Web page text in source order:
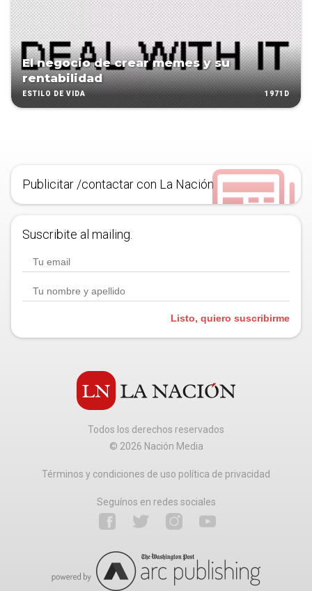
El negocio de crear memes y su
rentabilidad
ESTILO DE VIDA 1971D
Publicitar /contactar con La Nación
Suscribite al mailing.
Listo, quiero suscribirme
Todos los derechos reservados
© 2026 Nación Media
Términos y condiciones de uso política de privacidad
Seguínos en redes sociales